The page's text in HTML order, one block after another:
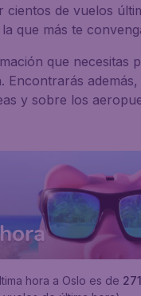
cientos de vuelos
que más te
que necesitas
además,
y sobre los
hora a Oslo es de